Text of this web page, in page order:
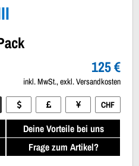
CHF
125 €
inkl. MwSt., exkl. Versandkosten
Deine Vorteile bei uns
Frage zum Artikel?